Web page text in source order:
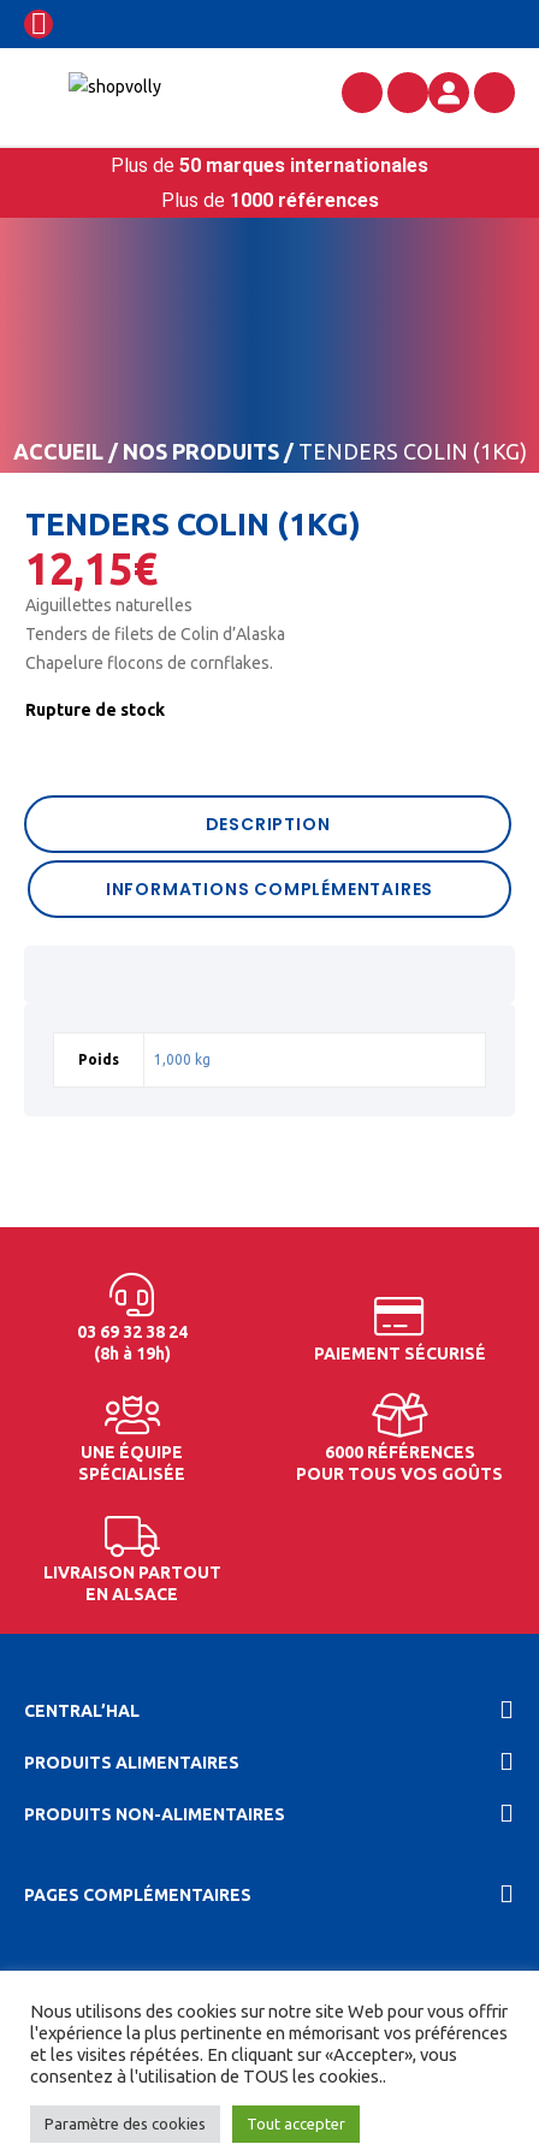
Plus de 50 marques internationales
Plus de 1000 références
ACCUEIL/ NOS PRODUITS/ TENDERS COLIN (1KG)
TENDERS COLIN (1KG)
12,15€
Aiguillettes naturelles
Tenders de filets de Colin d’Alaska
Chapelure flocons de cornflakes.
Rupture de stock
DESCRIPTION
INFORMATIONS COMPLÉMENTAIRES
Poids 1,000 kg
03 69 32 38 24
(8h à 19h)
PAIEMENT SÉCURISÉ
UNE ÉQUIPE
SPÉCIALISÉE
6000 RÉFÉRENCES
POUR TOUS VOS GOÛTS
LIVRAISON PARTOUT
EN ALSACE
CENTRAL’HAL
PRODUITS ALIMENTAIRES
PRODUITS NON-ALIMENTAIRES
PAGES COMPLÉMENTAIRES
confidentionalité| CGV| Tous droits réservés.
Site réalisé parDIGITICS etJoan HAEGELE
Nous utilisons des cookies sur notre site Web pour vous offrir
l'expérience la plus pertinente en mémorisant vos préférences
et les visites répétées. En cliquant sur «Accepter», vous
consentez à l'utilisation de TOUS les cookies..
Paramètre des cookies Tout accepter